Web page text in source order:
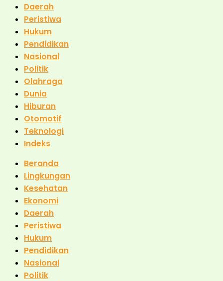
Daerah
Peristiwa
Hukum
Pendidikan
Nasional
Politik
Olahraga
Dunia
Hiburan
Otomotif
Teknologi
Indeks
Beranda
Lingkungan
Kesehatan
Ekonomi
Daerah
Peristiwa
Hukum
Pendidikan
Nasional
Politik